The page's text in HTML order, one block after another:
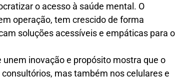
o acesso à saúde mental. O
operação, tem crescido de forma
soluções acessíveis e empáticas para o
inovação e propósito mostra que o
mas também nos celulares e